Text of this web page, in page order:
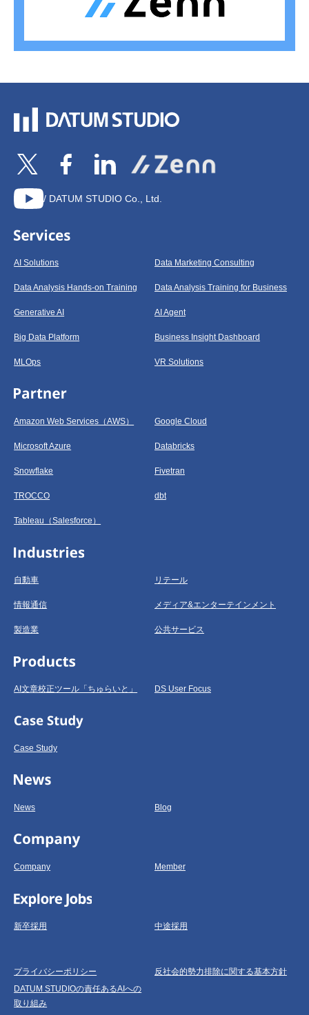
/ DATUM STUDIO Co., Ltd.
AI Solutions Data Marketing Consulting
Data Analysis Hands-on Training Data Analysis Training for Business
Generative AI AI Agent
Big Data Platform Business Insight Dashboard
MLOps VR Solutions
Amazon Web Services（AWS） Google Cloud
Microsoft Azure Databricks
Snowflake Fivetran
TROCCO dbt
Tableau（Salesforce）
自動車 リテール
情報通信 メディア&エンターテインメント
製造業 公共サービス
AI文章校正ツール「ちゅらいと」 DS User Focus
Case Study
News Blog
Company Member
新卒採用 中途採用
プライバシーポリシー
反社会的勢力排除に関する基本方針
DATUM STUDIOの責任あるAIへの
取り組み